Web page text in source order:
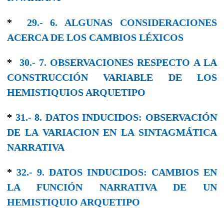
* 29.- 6. ALGUNAS CONSIDERACIONES
ACERCA DE LOS CAMBIOS LÉXICOS
* 30.- 7. OBSERVACIONES RESPECTO A LA
CONSTRUCCIÓN VARIABLE DE LOS
HEMISTIQUIOS ARQUETIPO
* 31.- 8. DATOS INDUCIDOS: OBSERVACIÓN
DE LA VARIACION EN LA SINTAGMÁTICA
NARRATIVA
* 32.- 9. DATOS INDUCIDOS: CAMBIOS EN
LA FUNCIÓN NARRATIVA DE UN
HEMISTIQUIO ARQUETIPO